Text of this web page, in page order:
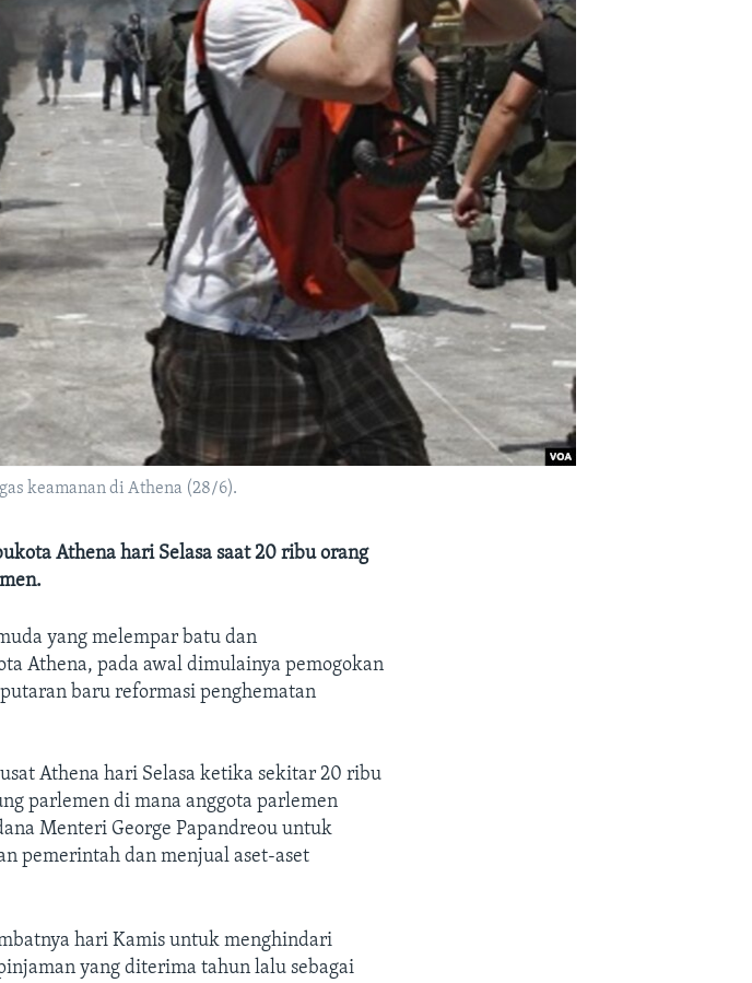
keamanan di Athena (28/6).
Athena hari Selasa saat 20 ribu orang
yang melempar batu dan
Athena, pada awal dimulainya pemogokan
baru reformasi penghematan
Athena hari Selasa ketika sekitar 20 ribu
parlemen di mana anggota parlemen
Menteri George Papandreou untuk
pemerintah dan menjual aset-aset
hari Kamis untuk menghindari
yang diterima tahun lalu sebagai